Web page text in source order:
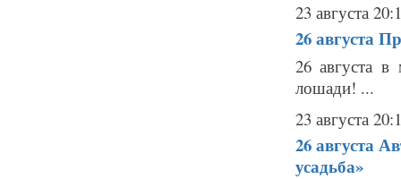
23 августа
26 августа
26 августа в
лошади! ...
23 августа
26 августа
усадьба»